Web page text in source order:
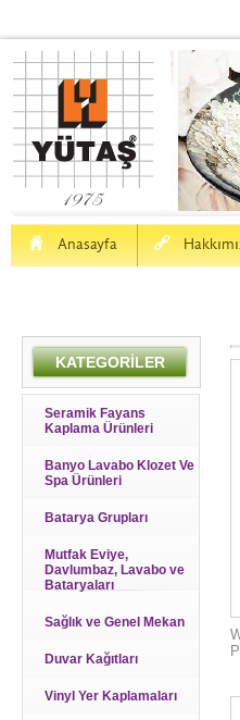
Anasayfa
H a
KATEGORİLER
Seramik Fayans
Kaplama Ürünleri
Banyo Lavabo Klozet Ve
Spa Ürünleri
Batarya Grupları
Mutfak Eviye,
Davlumbaz, Lavabo ve
Bataryaları
Sağlık ve Genel Mekan
Duvar Kağıtları
Vinyl Yer Kaplamaları